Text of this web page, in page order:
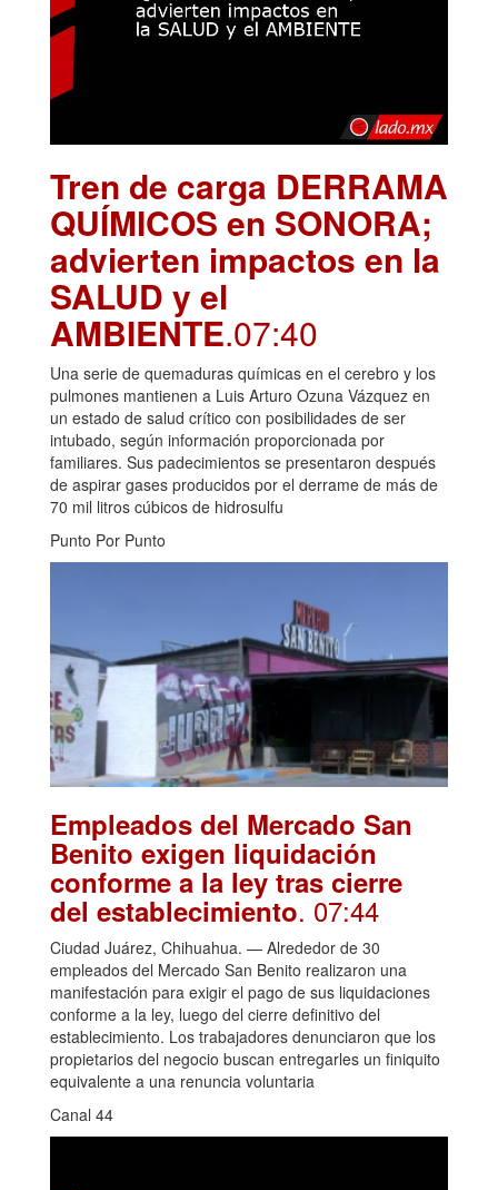
Tren de carga DERRAMA
QUÍMICOS en SONORA;
advierten impactos en la
SALUD y el
AMBIENTE.07:40
Una serie de quemaduras químicas en el cerebro y los
pulmones mantienen a Luis Arturo Ozuna Vázquez en
un estado de salud crítico con posibilidades de ser
intubado, según información proporcionada por
familiares. Sus padecimientos se presentaron después
de aspirar gases producidos por el derrame de más de
70 mil litros cúbicos de hidrosulfu
Punto Por Punto
Empleados del Mercado San
Benito exigen liquidación
conforme a la ley tras cierre
del establecimiento. 07:44
Ciudad Juárez, Chihuahua. — Alrededor de 30
empleados del Mercado San Benito realizaron una
manifestación para exigir el pago de sus liquidaciones
conforme a la ley, luego del cierre definitivo del
establecimiento. Los trabajadores denunciaron que los
propietarios del negocio buscan entregarles un finiquito
equivalente a una renuncia voluntaria
Canal 44